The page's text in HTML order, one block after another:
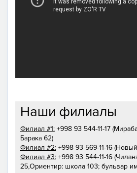
Наши филиалы
Филиал #1: +998 93 544-11-17
Барака 62)
Филиал #2: +998 93 569-11-16
Филиал #3: +998 93 544-11-16
25,Ориентир: школа 103; бульвар